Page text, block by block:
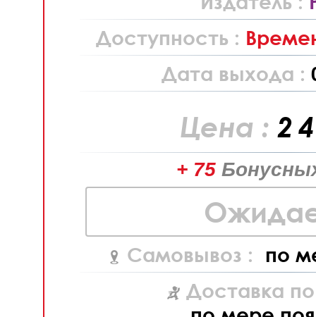
Доступность :
Дата выхода :
Цена : 2
+ 75
Самовывоз : по
Доставка